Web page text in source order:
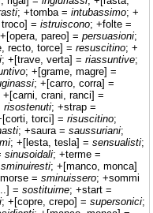
; +tomba = intubassimo; +
= istruiscono; +folte =
pareo] = persuasioni;
recto, torce] = resuscitino; +
; +[trave, verta] = riassuntive;
; +[grame, magre] =
; +[carro, corra] =
+[carni, crani, ranci] =
risostenuti; +strap =
torci] = risuscitino;
; +saura = saussuriani;
; +[lesta, tesla] = sensualisti;
sinusoidali; +terme =
sminuiresti; +[manco, monca]
= sminuissero; +sommi
= sostituirne; +start =
; +[copre, crepo] = supersonici;